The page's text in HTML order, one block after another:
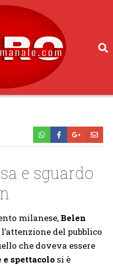
e sguardo
milanese,Belen
del pubblico
che doveva essere
spettacolo si è